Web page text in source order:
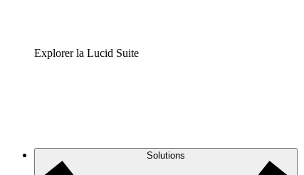
Explorer la Lucid Suite
Solutions